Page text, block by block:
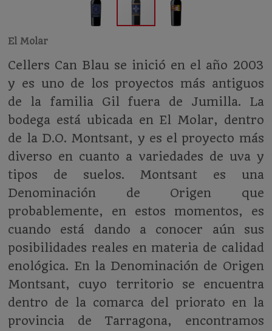
El Molar
Cellers Can Blau se inició en el año 2003
y es uno de los proyectos más antiguos
de la familia Gil fuera de Jumilla. La
bodega está ubicada en El Molar, dentro
de la D.O. Montsant, y es el proyecto más
diverso en cuanto a variedades de uva y
tipos de suelos. Montsant es una
Denominación de Origen que
probablemente, en estos momentos, es
cuando está dando a conocer aún sus
posibilidades reales en materia de calidad
enológica. En la Denominación de Origen
Montsant, cuyo territorio se encuentra
dentro de la comarca del priorato en la
provincia de Tarragona, encontramos